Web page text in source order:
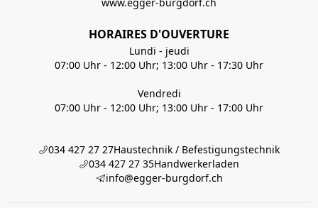
HORAIRES D'OUVERTURE
Lundi - jeudi
07:00 Uhr - 12:00 Uhr; 13:00 Uhr - 17:30 Uhr
Vendredi
07:00 Uhr - 12:00 Uhr; 13:00 Uhr - 17:00 Uhr
034 427 27 27Haustechnik / Befestigungstechnik
034 427 27 35Handwerkerladen
info@egger-burgdorf.ch